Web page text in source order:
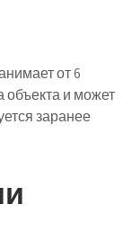
от 6
объекта и может
заранее